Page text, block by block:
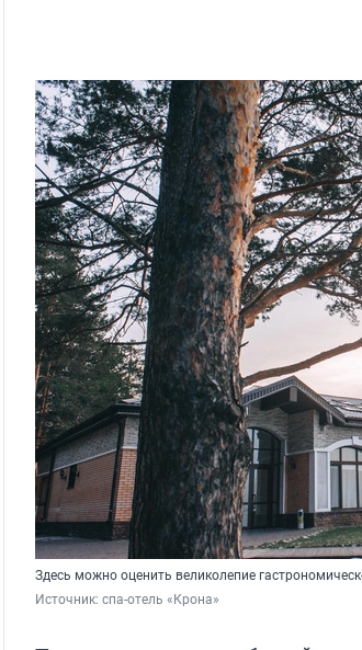
Здесь можно оценить великолепие
Источник: спа-отель «Крона»